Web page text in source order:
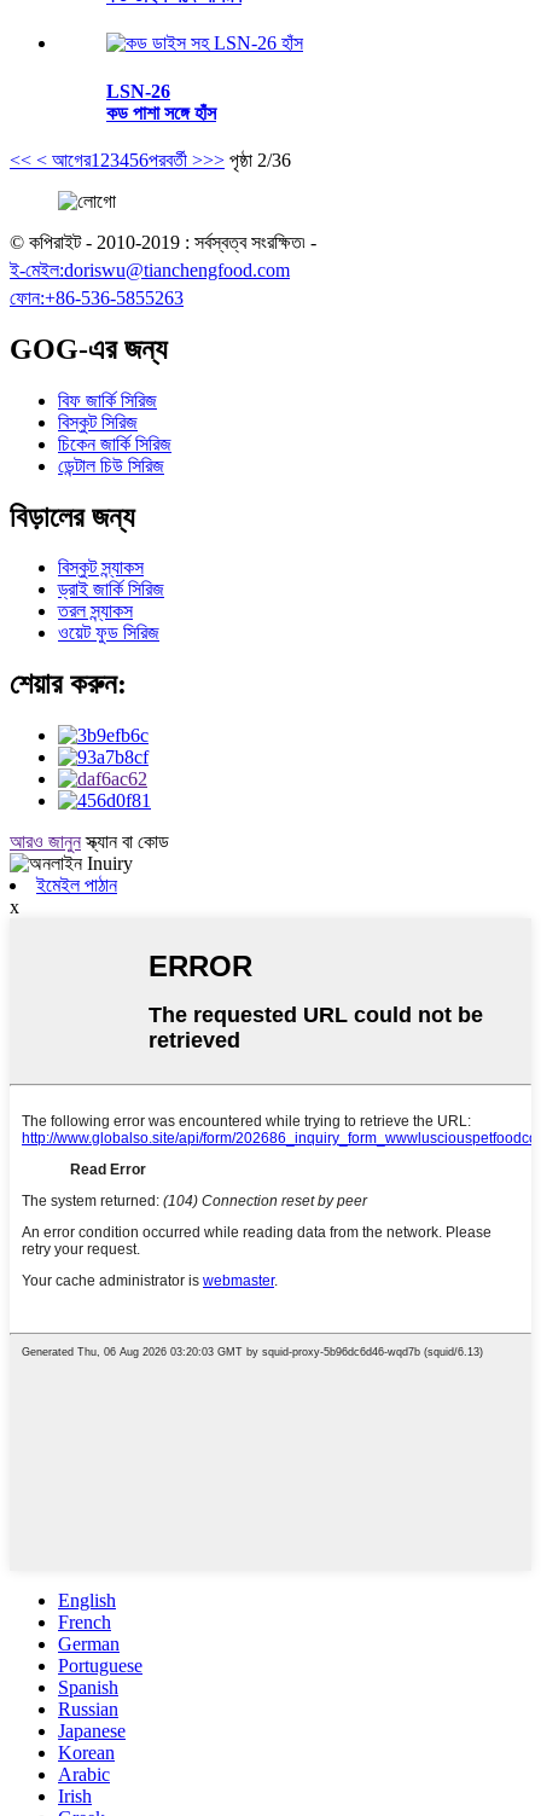
LSN-26
কড পাশা সঙ্গে হাঁস
<< < আগের1 23456পরবর্তী >>> পৃষ্ঠা 2/36
© কপিরাইট - 2010-2019 : সর্বস্বত্ব সংরক্ষিত৷ -
ই-মেইল:doriswu@tianchengfood.com
ফোন:+86-536-5855263
GOG-এর জন্য
বিফ জার্কি সিরিজ
বিস্কুট সিরিজ
চিকেন জার্কি সিরিজ
ডেন্টাল চিউ সিরিজ
বিড়ালের জন্য
বিস্কুট স্ন্যাকস
ড্রাই জার্কি সিরিজ
তরল স্ন্যাকস
ওয়েট ফুড সিরিজ
শেয়ার করুন:
আরও জানুন স্ক্যান বা কোড
ইমেইল পাঠান
x
English
French
German
Portuguese
Spanish
Russian
Japanese
Korean
Arabic
Irish